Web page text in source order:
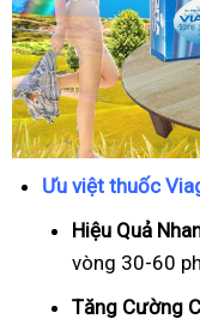
Ưu việt thuốc
Hiệu Quả
vòng 30-60
Tăng Cường